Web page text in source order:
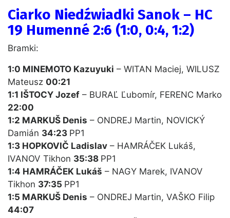
Ciarko Niedźwiadki Sanok – HC
19 Humenné 2:6 (1:0, 0:4, 1:2)
Bramki:
1:0 MINEMOTO Kazuyuki – WITAN Maciej, WILUSZ
Mateusz 00:21
1:1 IŠTOCY Jozef – BURAĽ Ľubomír, FERENC Marko
22:00
1:2 MARKUŠ Denis – ONDREJ Martin, NOVICKÝ
Damián 34:23 PP1
1:3 HOPKOVIČ Ladislav – HAMRÁČEK Lukáš,
IVANOV Tikhon 35:38 PP1
1:4 HAMRÁČEK Lukáš – NAGY Marek, IVANOV
Tikhon 37:35 PP1
1:5 MARKUŠ Denis – ONDREJ Martin, VAŠKO Filip
44:07